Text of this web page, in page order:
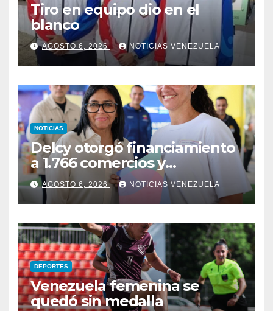
Tiro en equipo dio en el
blanco
AGOSTO 6, 2026 NOTICIAS VENEZUELA
NOTICIAS
Delcy otorgó financiamiento
a 1.766 comercios y
emprendedores de La Guaira
afectados por los terremotos
AGOSTO 6, 2026 NOTICIAS VENEZUELA
DEPORTES
Venezuela femenina se
quedó sin medalla